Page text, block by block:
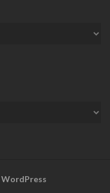
WordPress